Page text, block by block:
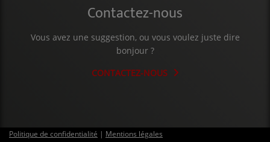
Contactez-nous
Vous avez une suggestion, ou vous voulez juste dire
bonjour ?
CONTACTEZ-NOUS
Politique de confidentialité | Mentions légales